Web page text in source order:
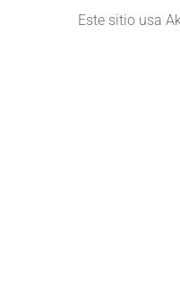
Este sitio usa